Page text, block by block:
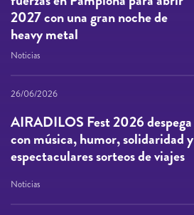
2027 con una gran noche de
heavy metal
Noticias
26/06/2026
AIRADILOS Fest 2026 despega
con música, humor, solidaridad y
espectaculares sorteos de viajes
Noticias